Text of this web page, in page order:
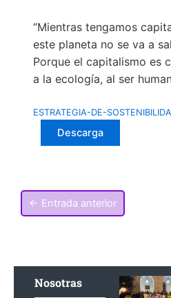
“Mientras tengamos
este planeta no se va a
Porque el capitalismo es
a la ecología, al ser
ESTRATEGIA-DE-
Descarga
← Entrada anterior
Nosotras